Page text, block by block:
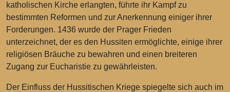
katholischen Kirche erlangten, führte ihr Kampf zu
bestimmten Reformen und zur Anerkennung einiger ihrer
Forderungen. 1436 wurde der Prager Frieden
unterzeichnet, der es den Hussiten ermöglichte, einige ihrer
religiösen Bräuche zu bewahren und einen breiteren
Zugang zur Eucharistie zu gewährleisten.
Der Einfluss der Hussitischen Kriege spiegelte sich auch im